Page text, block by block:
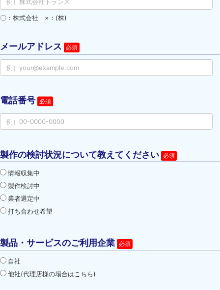
〇：株式会社 ×：(株)
メールアドレス
電話番号
製作の検討状況について教えてください
情報収集中
製作検討中
業者選定中
打ち合わせ希望
製品・サービスのご利用企業
自社
他社(代理店様の場合はこちら)